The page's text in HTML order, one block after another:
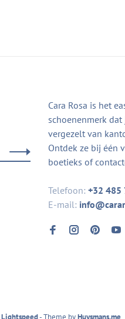
Cara Rosa is het
schoenenmerk
vergezelt van
Ontdek ze bij één
boetieks of
Telefoon: +32 485
E-mail:
Lightspeed- Theme byHuysmans.me